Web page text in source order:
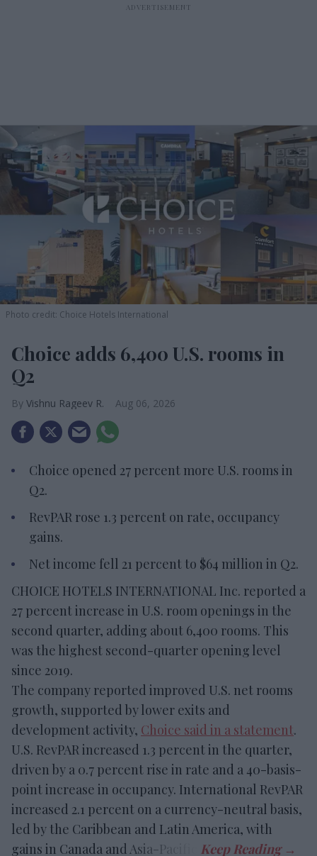
Photo credit: Choice Hotels International
Choice adds 6,400 U.S. rooms in
Q2
Vishnu Rageev R. Aug 06, 2026
Choice opened 27 percent more U.S. rooms in
Q2.
RevPAR rose 1.3 percent on rate, occupancy
gains.
Net income fell 21 percent to $64 million in Q2.
CHOICE HOTELS INTERNATIONAL Inc. reported a
27 percent increase in U.S. room openings in the
second quarter, adding about 6,400 rooms. This
was the highest second-quarter opening level
since 2019.
The company reported improved U.S. net rooms
growth, supported by lower exits and
development activity, Choice said in a statement.
U.S. RevPAR increased 1.3 percent in the quarter,
driven by a 0.7 percent rise in rate and a 40-basis-
point increase in occupancy. International RevPAR
increased 2.1 percent on a currency-neutral basis,
led by the Caribbean and Latin America, with
gains in Canada and Asia-Pacific.